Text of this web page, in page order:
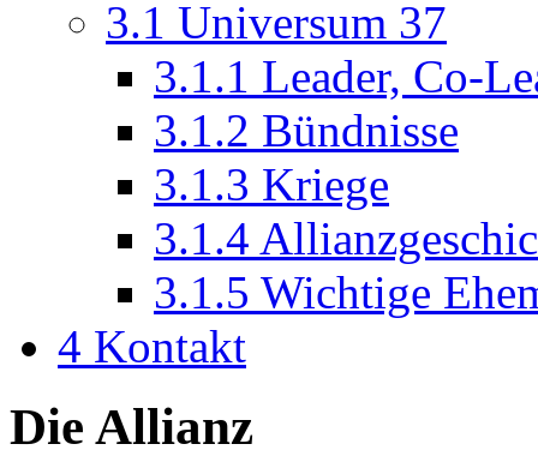
3.1 Universum 37
3.1.1 Leader, Co-
3.1.2 Bündnisse
3.1.3 Kriege
3.1.4
3.1.5 Wichtige
4 Kontakt
Die Allianz